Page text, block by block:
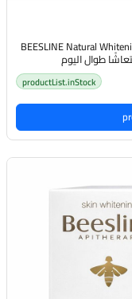
BEESLINE Natural
productList.inStock